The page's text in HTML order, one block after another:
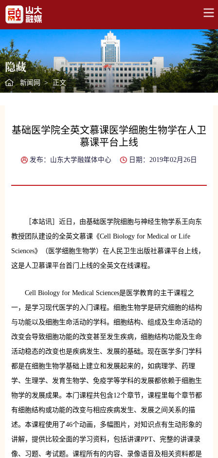
隐藏
新闻网 > 正文
基础医学院全英文慕课医学细胞生物学在人卫
慕课平台上线
发布：山东大学融媒体中心 日期：2019年02月26日
［本站讯］近日，由基础医学院细胞与神经生物学系王向东
教授团队建设的全英文慕课《Cell Biology for Medical or Life
Sciences》（医学细胞生物学）在人民卫生出版社慕课平台上线，
这是人卫慕课平台首门上线的全英文在线课程。
Cell Biology for Medical Sciences是医学教育的主干课程之
一，是学习现代医学的入门课程。细胞生物学是研究细胞的结构
与功能以及细胞生命活动的学科。细胞结构、组成及生命活动的
改变会导致细胞功能的改变甚至发生疾病，细胞结构功能及生命
活动稳态的改变也是疾病发生、发展的基础。现在医学多门学科
都是在细胞生物学基础上建立和发展起来的，如病理学、药理
学、生理学、发育生物学、免疫学等学科的发展都依赖于细胞生
物学的发展成果。本门课程共包含12个章节，课程里每个章节都
有细胞结构或功能的改变与相应疾病发生、发展之间关系的描
述。本课程使用了46个动画，多幅图片，对知识点有生动形象的
讲解，提供比较全面的学习资料，包括讲课PPT、完整的讲课录
像、习题、考试题。课程所有的内容、录像语音及相关资料都是